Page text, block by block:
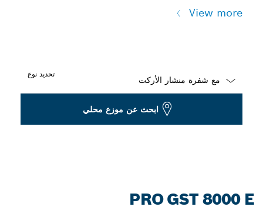
View more
تحديد نوع
ابحث عن موزع محلي
PRO GST 8000 E